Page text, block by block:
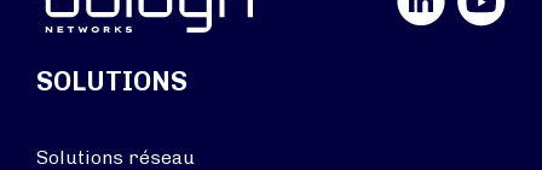
SOLUTIONS
Solutions réseau